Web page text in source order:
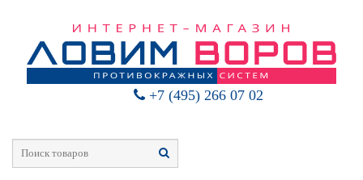
+7 (495) 266 07 02